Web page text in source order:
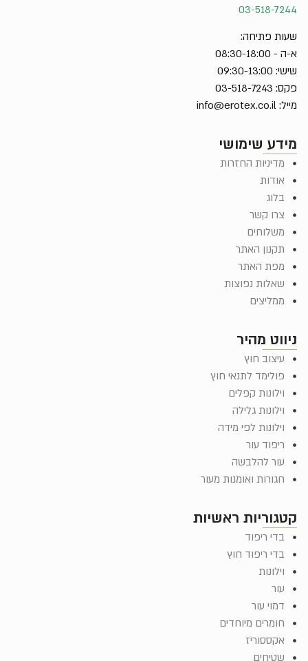
קטגוריות ראשיות
בדי ריפוד
בדי ריפוד חוץ
וילונות
עור
דמוי עור
חומרים מיוחדים
אקססוריז
שטיחים
ניווט מהיר
עיצוב חוץ
פולימד לתנאי חוץ
וילונות קפלים
וילונות גלילה
וילונות לפי מידה
ריפוד עור
עור להלבשה
חגורות ואומנות מעור
מידע שימושי
מדיניות החזרות
אודות
בלוג
צרו קשר
משלוחים
תקנון האתר
מפת האתר
שאלות נפוצות
ממליצים
03-518-7244
שעות פתיחה:
א-ה - 08:30-18:00
שישי: 09:30-13:00
פקס: 03-518-7243
מייל: info@erotex.co.il